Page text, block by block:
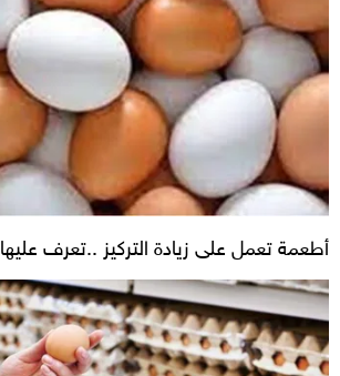
أطعمة تعمل على زيادة التركيز ..تعرف عليها